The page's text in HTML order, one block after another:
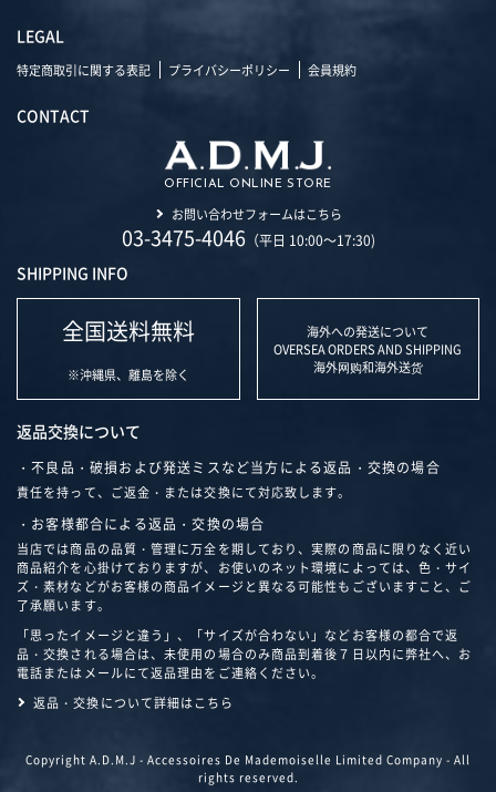
LEGAL
特定商取引に関する表記 プライバシーポリシー 会員規約
CONTACT
OFFICIAL ONLINE STORE
お問い合わせフォームはこちら
03-3475-4046（平日 10:00～17:30)
SHIPPING INFO
全国送料無料
※沖縄県、離島を除く
海外への発送について
OVERSEA ORDERS AND SHIPPING
海外网购和海外送货
返品交換について
・不良品・破損および発送ミスなど当方による返品・交換の場合
責任を持って、ご返金・または交換にて対応致します。
・お客様都合による返品・交換の場合
当店では商品の品質・管理に万全を期しており、実際の商品に限りなく近い
商品紹介を心掛けておりますが、お使いのネット環境によっては、色・サイ
ズ・素材などがお客様の商品イメージと異なる可能性もございますこと、ご
了承願います。
「思ったイメージと違う」、「サイズが合わない」などお客様の都合で返
品・交換される場合は、未使用の場合のみ商品到着後７日以内に弊社へ、お
電話またはメールにて返品理由をご連絡ください。
返品・交換について詳細はこちら
Copyright A.D.M.J - Accessoires De Mademoiselle Limited Company - All
rights reserved.